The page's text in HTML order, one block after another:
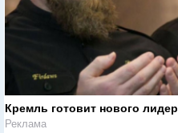
Кремль готовит нового
Реклама